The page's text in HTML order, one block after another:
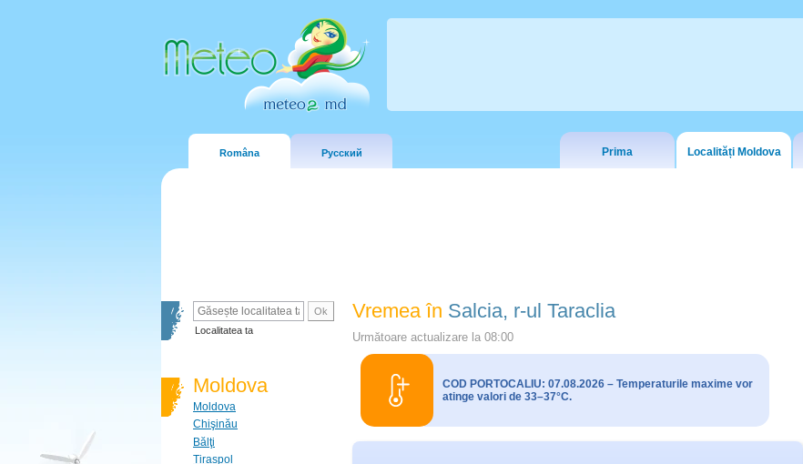
Româna Русский Prima Localități Moldova
Localitatea ta
Moldova
Moldova
Chişinău
Bălţi
Tiraspol
Vremea în Salcia, r-ul Taraclia
Următoare actualizare la 08:00
COD PORTOCALIU: 07.08.2026 – Temperaturile maxime vor
atinge valori de 33–37°C.